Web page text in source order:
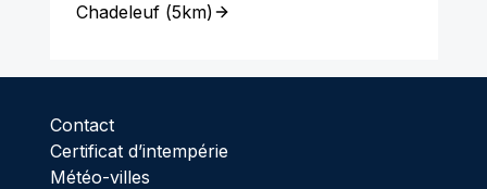
Chadeleuf(5km)
Contact
Certificat d’intempérie
Météo-villes